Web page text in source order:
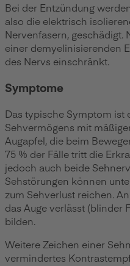
Bei der Entzündung
also die elektrisch
Nervenfasern, geschädigt.
einer demyelinisierenden
des Nervs einschränkt.
Symptome
Das typische Symptom ist
Sehvermögens mit
Augapfel, die beim
75 % der Fälle tritt die
jedoch auch beide
Sehstörungen können
zum Sehverlust reichen.
das Auge verlässt (blinder
bilden.
Weitere Zeichen einer
vermindertes